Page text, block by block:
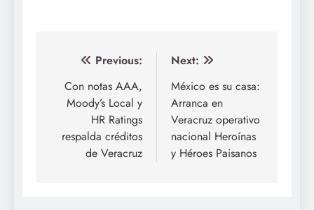
Navegación
de
entradas
Previous:
Con notas AAA,
Moody’s Local y
HR Ratings
respalda créditos
de Veracruz
Next:
México es su casa:
Arranca en
Veracruz operativo
nacional Heroínas
y Héroes Paisanos